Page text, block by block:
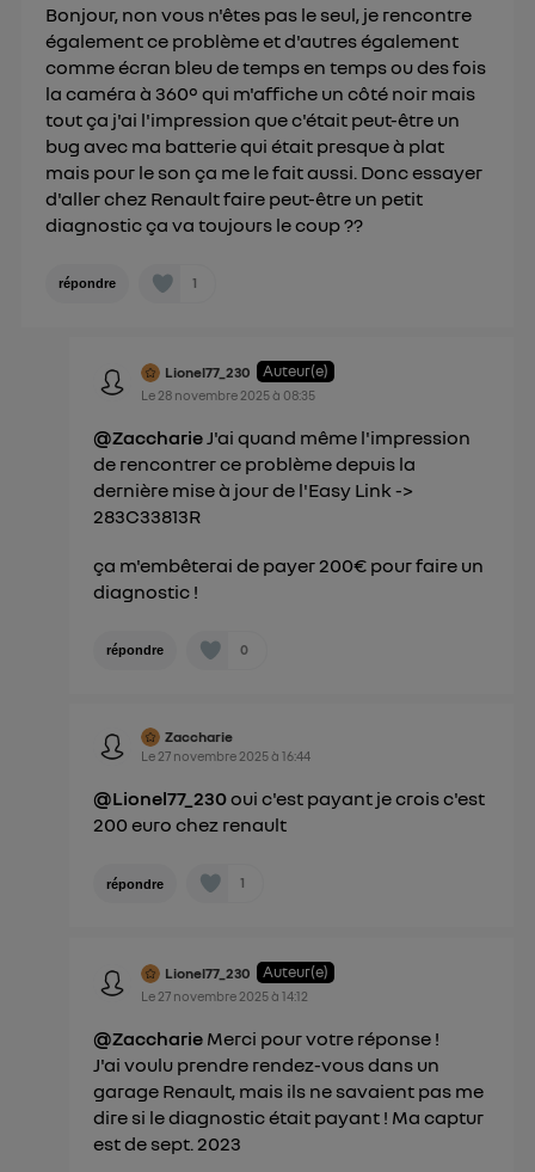
Bonjour, non vous n'êtes pas le seul, je rencontre
également ce problème et d'autres également
comme écran bleu de temps en temps ou des fois
la caméra à 360° qui m'affiche un côté noir mais
tout ça j'ai l'impression que c'était peut-être un
bug avec ma batterie qui était presque à plat
mais pour le son ça me le fait aussi. Donc essayer
d'aller chez Renault faire peut-être un petit
diagnostic ça va toujours le coup ??
répondre 1
Lionel77_230 Auteur(e)
Le 28 novembre 2025à 08:35
@Zaccharie J'ai quand même l'impression
de rencontrer ce problème depuis la
dernière mise à jour de l'Easy Link ->
283C33813R
ça m'embêterai de payer 200€ pour faire un
diagnostic !
répondre 0
Zaccharie
Le 27 novembre 2025à16:44
@Lionel77_230oui c'est payant je crois c'est
200 euro chez renault
répondre 1
Lionel77_230 Auteur(e)
Le 27 novembre 2025à14:12
@Zaccharie Merci pour votre réponse !
J'ai voulu prendre rendez-vous dans un
garage Renault, mais ils ne savaient pas me
dire si le diagnostic était payant ! Ma captur
est de sept. 2023